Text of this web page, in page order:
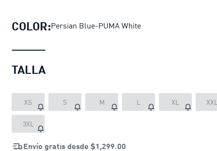
COLOR:Persian Blue-PUMA White
TALLA
XS S M L XL
3XL
Envío gratis desde $1,299.00